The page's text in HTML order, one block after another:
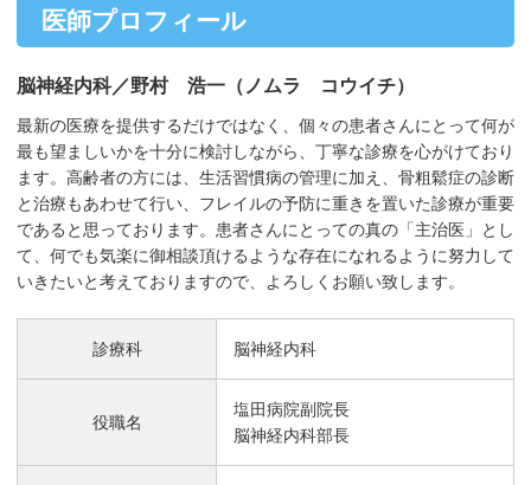
医師プロフィール
脳神経内科／野村 浩一（ノムラ コウイチ）
最新の医療を提供するだけではなく、個々の患者さんにとって何が
最も望ましいかを十分に検討しながら、丁寧な診療を心がけており
ます。高齢者の方には、生活習慣病の管理に加え、骨粗鬆症の診断
と治療もあわせて行い、フレイルの予防に重きを置いた診療が重要
であると思っております。患者さんにとっての真の「主治医」とし
て、何でも気楽に御相談頂けるような存在になれるように努力して
いきたいと考えておりますので、よろしくお願い致します。
診療科 脳神経内科
役職名
塩田病院副院長
脳神経内科部長